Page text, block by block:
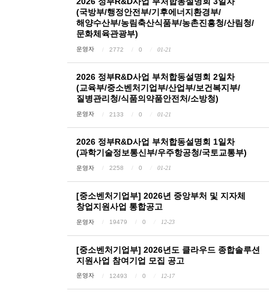
(국방부/행정안전부/기후에너지환경부/
해양수산부/농림축산식품부/농촌진흥청/산림청/
문화체육관광부)
운영자 2772 0 01-21
2026 정부R&D사업 부처합동설명회 2일차
(교육부/중소벤처기업부/산업부/보건복지부/
질병관리청/식품의약품안전처/소방청)
운영자 2133 0 01-21
2026 정부R&D사업 부처합동설명회 1일차
(과학기술정보통신부/우주항공청/국토교통부)
운영자 2258 0 01-21
[중소벤처기업부] 2026년 중앙부처 및 지자체
창업지원사업 통합공고
운영자 19479 0 12-23
[중소벤처기업부] 2026년도 클라우드 종합솔루션
지원사업 참여기업 모집 공고
운영자 12493 0 12-17